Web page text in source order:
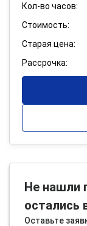
Кол-во часов:
Стоимость:
Старая цена:
Рассрочка:
Не нашли
остались
Оставьте